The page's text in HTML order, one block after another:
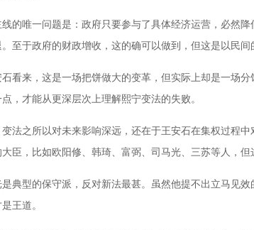
唯一问题是：政府只要参与了具体经济运营，必然降
至于政府的财政增收，这的确可以做到，但这是以民间
来，这是一场把饼做大的变革，但实际上却是一场分
，才能从更深层次上理解熙宁变法的失败。
之所以对未来影响深远，还在于王安石在集权过程中
臣，比如欧阳修、韩琦、富弼、司马光、三苏等人，但
型的保守派，反对新法最甚。虽然他提不出立马见效
王道。